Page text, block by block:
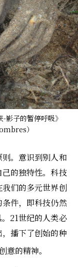
子的暂停呼吸》
）
。意识到别人和
的独特性。科技
们的多元世界创
件，即科技仍然
21世纪的人类必
播下了创始的种
意的精神。